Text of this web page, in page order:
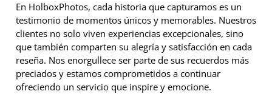
En HolboxPhotos, cada historia que capturamos es un
testimonio de momentos únicos y memorables. Nuestros
clientes no solo viven experiencias excepcionales, sino
que también comparten su alegría y satisfacción en cada
reseña. Nos enorgullece ser parte de sus recuerdos más
preciados y estamos comprometidos a continuar
ofreciendo un servicio que inspire y emocione.